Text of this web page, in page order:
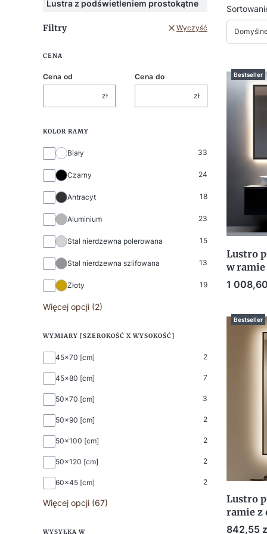
Lustra z podświetleniem prostokątne
Filtry Wyczyść
CENA
Cena od
zł
Cena do
zł
KOLOR RAMY
Kolor ramy
Biały 33
Czarny 24
Antracyt 18
Aluminium 23
Stal nierdzewna polerowana 15
Stal nierdzewna szlifowana 13
Złoty 19
Więcej opcji (2)
WYMIARY [SZEROKOŚĆ X WYSOKOŚĆ]
Wymiary [szerokość x wysokość]
45x70 [cm] 2
45x80 [cm] 7
50x70 [cm] 3
50x90 [cm] 2
50x100 [cm] 2
50x120 [cm] 2
60x45 [cm] 2
Więcej opcji (67)
WYSYŁKA W
Lista
Bestseller
Lustro
w ramie
Cena
1
Bestseller
Lustro
ramie z
Cena
842,55